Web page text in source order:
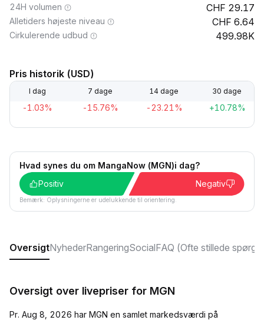
24H volumen 29.17
Alletiders højeste niveau 6.64
Cirkulerende udbud 499.98K
Pris historik (USD)
I dag 7 dage 14 dage 30 dage
-1.03% -15.76% -23.21% +10.78%
Hvad synes du om MangaNow (MGN)i dag?
Positiv
Negativ
Bemærk: Oplysningerne er udelukkende til orientering.
OversigtNyhederRangeringSocialFAQ (Ofte stillede
Oversigt over livepriser for MGN
Pr. Aug 8, 2026 har MGN en samlet markedsværdi på